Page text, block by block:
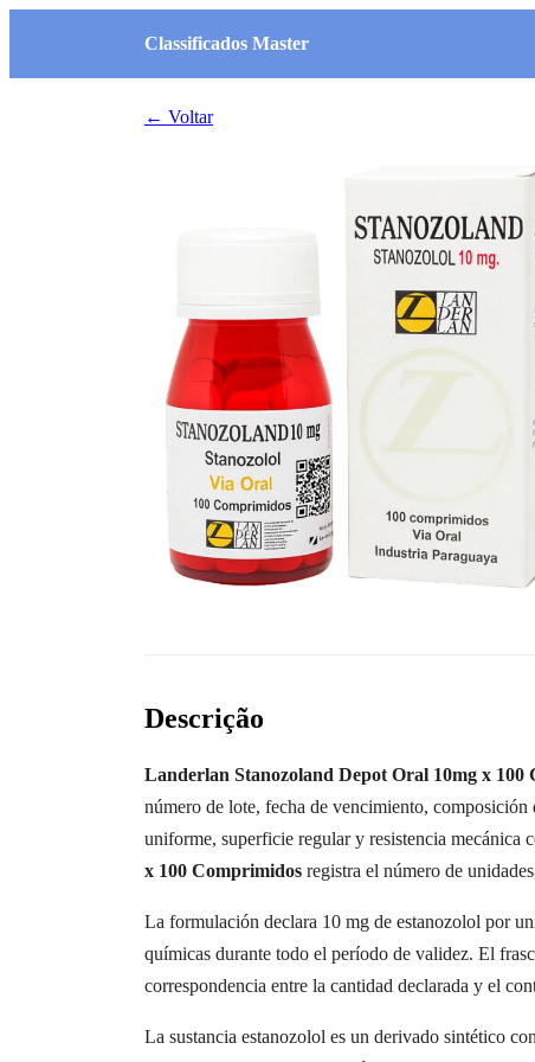
Classificados Master
← Voltar
Descrição
Landerlan Stanozoland Depot Oral 10mg x 100
número de lote, fecha de vencimiento,
uniforme, superficie regular y resistencia mecánica
x 100 Comprimidos registra el número de
La formulación declara 10 mg de estanozolol por
químicas durante todo el período de validez. El
correspondencia entre la cantidad declarada y el
La sustancia estanozolol es un derivado sintético